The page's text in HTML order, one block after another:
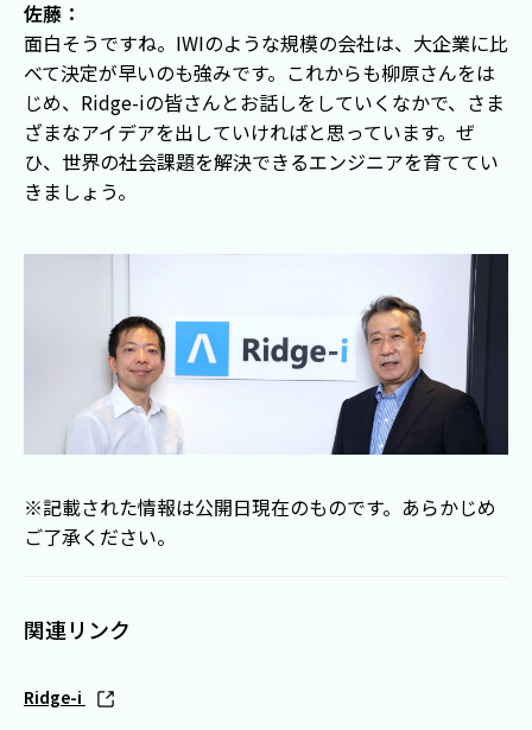
佐藤：
面白そうですね。IWIのような規模の会社は、大企業に比
べて決定が早いのも強みです。これからも柳原さんをは
じめ、Ridge-iの皆さんとお話しをしていくなかで、さま
ざまなアイデアを出していければと思っています。ぜ
ひ、世界の社会課題を解決できるエンジニアを育ててい
きましょう。
※記載された情報は公開日現在のものです。あらかじめ
ご了承ください。
関連リンク
Ridge-i